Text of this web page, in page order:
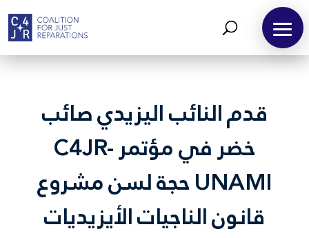
قدم النائب اليزيدي صائب
خضر في مؤتمر C4JR-
UNAMI حجة لسن مشروع
قانون الناجيات الأيزيديات